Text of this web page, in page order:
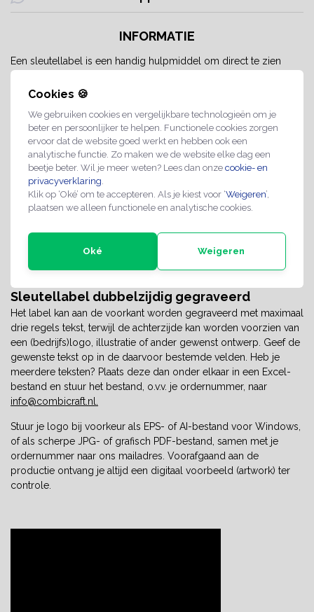
Cookies 🍪
We gebruiken cookies en vergelijkbare technologieën om je
beter en persoonlijker te helpen. Functionele cookies zorgen
ervoor dat de website goed werkt en hebben ook een
analytische functie. Zo maken we de website elke dag een
beetje beter. Wil je meer weten? Lees dan onze cookie- en
privacyverklaring
Klik op ‘Oké’ om te accepteren. Als je kiest voor ‘Weigeren’,
plaatsen we alleen functionele en analytische cookies.
Oké Weigeren
INFORMATIE
Een sleutellabel is een handig hulpmiddel om direct te zien
waar een sleutel voor bedoeld is. Met een eigen tekst en logo is
elke sleutel eenvoudig te herkennen. Zo weet je in één
Sleutellabels voor meerdere
toepassingen
Het zilverkleurige sleutellabel is gemaakt van geëloxeerd
aluminium en verkrijgbaar in 30 mm of 40 mm. Het sleutellabel
van 30 mm heeft een gatgrootte van 4 mm en het label van 40
van 1, 1,5, 2 of 3 mm. Voor de afwerking kun je kiezen uit
verschillende bevestigingsopties. Het label wordt standaard los
geleverd of, tegen een kleine meerprijs, gemonteerd.
Sleutellabel dubbelzijdig gegraveerd
Het label kan aan de voorkant worden gegraveerd met maximaal
drie regels tekst, terwijl de achterzijde kan worden voorzien van
een (bedrijfs)logo, illustratie of ander gewenst ontwerp. Geef de
gewenste tekst op in de daarvoor bestemde velden. Heb je
meerdere teksten? Plaats deze dan onder elkaar in een Excel-
bestand en stuur het bestand, o.v.v. je ordernummer, naar
info@combicraft.nl
Stuur je logo bij voorkeur als EPS- of AI-bestand voor Windows,
of als scherpe JPG- of grafisch PDF-bestand, samen met je
ordernummer naar ons mailadres. Voorafgaand aan de
productie ontvang je altijd een digitaal voorbeeld (artwork) ter
controle.